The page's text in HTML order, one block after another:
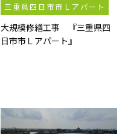
三重県四日市市Ｌアパート
大規模修繕工事 『三重県四
日市市Ｌアパート』